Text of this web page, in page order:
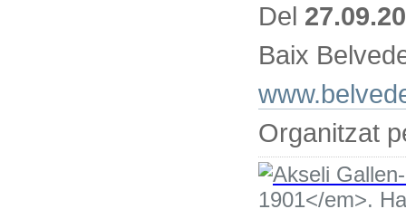
Del
Baix
Organitzat